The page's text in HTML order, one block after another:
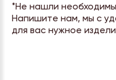
*Не нашли
Напишите нам, мы с
для вас нужное